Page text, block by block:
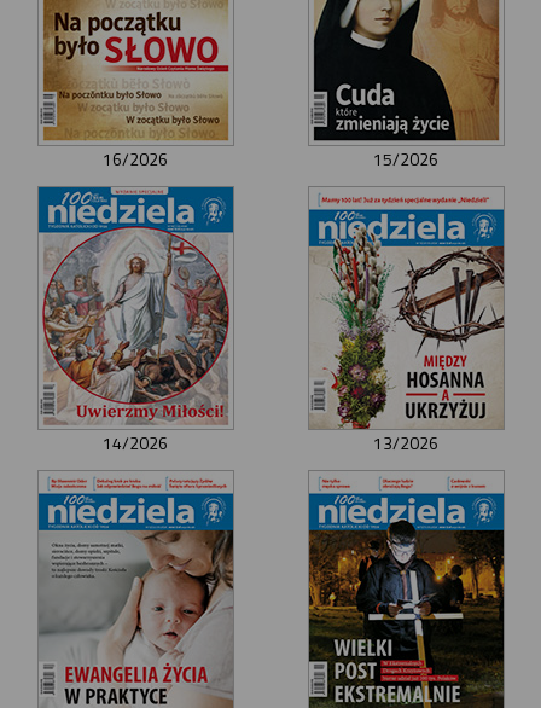
16/2026 15/2026
14/2026 13/2026